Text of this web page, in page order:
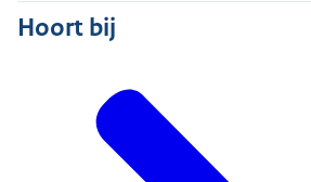
Hoort bij